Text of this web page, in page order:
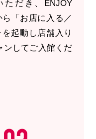
だき、ENJOY
「お店に入る／
起動し店舗入り
ンしてご入館くだ